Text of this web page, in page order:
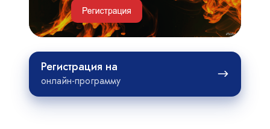
Регистрация на
онлайн-программу
Регистрация